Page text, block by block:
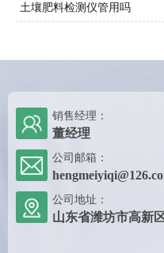
土壤肥料检测仪管用吗
销售经理：
董经理
公司邮箱：
公司地址：
山东省潍坊市高新